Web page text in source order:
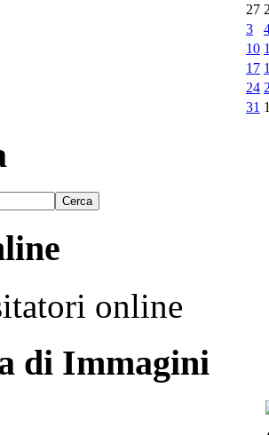
27
3
10
17
24
31
online
di Immagini